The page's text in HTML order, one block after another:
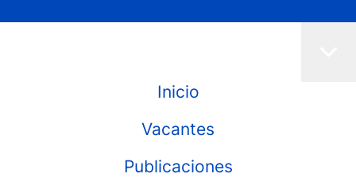
Inicio
Vacantes
Publicaciones